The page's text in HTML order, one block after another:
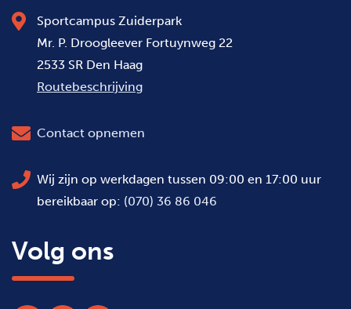
Sportcampus Zuiderpark
Mr. P. Droogleever Fortuynweg 22
2533 SR Den Haag
Routebeschrijving
Contact opnemen
Wij zijn op werkdagen tussen 09:00 en 17:00 uur
bereikbaar op: (070) 36 86 046
Volg ons